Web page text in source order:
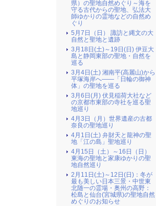
県）の聖地自然めぐり～海を
守る古代からの聖地、弘法大
師ゆかりの霊地などの自然め
ぐり
5月7日（日） 諏訪と縄文の大
自然と聖地と遺跡
3月18日(土)～19日(日) 伊豆大
島と静岡東部の聖地・自然を
巡る
3月4日(土) 湘南平(高麗山)から
平塚海岸へ――「日輪の御神
体」の聖地を巡る
3月6日(月) 伏見稲荷大社など
の京都市東部の寺社を巡る聖
地巡り
4月3日（月）世界遺産の古都
奈良の聖地巡り
4月1日(土) 弁財天と龍神の聖
地「江の島」聖地巡り
4月15日（土）～16日（日）
東海の聖地と家康ゆかりの聖
地自然巡り
2月11日(土)～12日(日)：冬が
最も美しい日本三景・中世東
北随一の霊場・奥州の高野：
松島と仙台(宮城県)の聖地自然
めぐりのお知らせ